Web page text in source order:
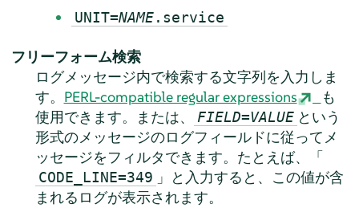
UNIT=NAME.service
フリーフォーム検索
ログメッセージ内で検索する文字列を入力しま
す。 PERL-compatible regular expressions
も
使用できます。または、
FIELD=VALUE という
形式のメッセージのログフィールドに従ってメ
ッセージをフィルタできます。たとえば、「
CODE_LINE=349 」と入力すると、この値が含
まれるログが表示されます。